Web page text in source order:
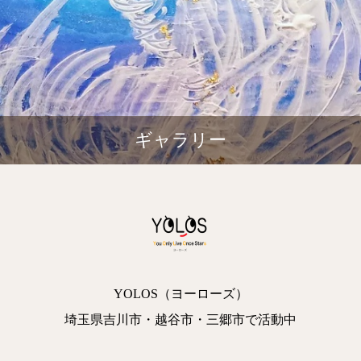
ギャラリー
YOLOS（ヨーローズ）
埼玉県吉川市・越谷市・三郷市で活動中